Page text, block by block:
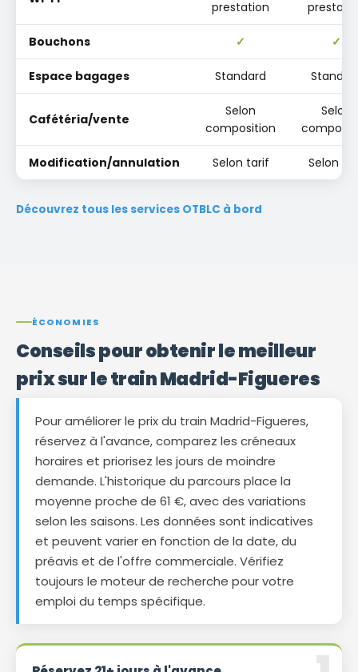
prestation
Bouchons ✓ ✓
Espace bagages Standard
Cafétéria/vente
Selon
composition
Selon
Modification/annulation Selon tarif Selon
Découvrez tous les services OTBLC à bord
ÉCONOMIES
Conseils pour obtenir le meilleur
prix sur le train Madrid-Figueres
Pour améliorer le prix du train Madrid-Figueres,
réservez à l'avance, comparez les créneaux
horaires et priorisez les jours de moindre
demande. L'historique du parcours place la
moyenne proche de 61 €, avec des variations
selon les saisons. Les données sont indicatives
et peuvent varier en fonction de la date, du
préavis et de l'offre commerciale. Vérifiez
toujours le moteur de recherche pour votre
emploi du temps spécifique.